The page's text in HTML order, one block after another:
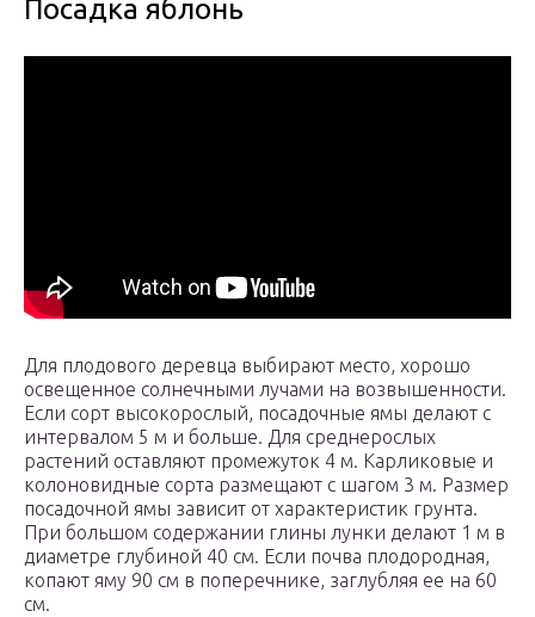
Посадка яблонь
Для плодового деревца выбирают место, хорошо
освещенное солнечными лучами на возвышенности.
Если сорт высокорослый, посадочные ямы делают с
интервалом 5 м и больше. Для среднерослых
растений оставляют промежуток 4 м. Карликовые и
колоновидные сорта размещают с шагом 3 м. Размер
посадочной ямы зависит от характеристик грунта.
При большом содержании глины лунки делают 1 м в
диаметре глубиной 40 см. Если почва плодородная,
копают яму 90 см в поперечнике, заглубляя ее на 60
см.